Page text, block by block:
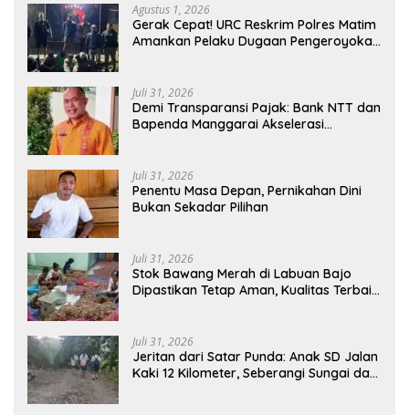
Agustus 1, 2026
Gerak Cepat! URC Reskrim Polres Matim
Amankan Pelaku Dugaan Pengeroyokan
Juli 31, 2026
​Demi Transparansi Pajak: Bank NTT dan
Bapenda Manggarai Akselerasi
Juli 31, 2026
Penentu Masa Depan, Pernikahan Dini
Bukan Sekadar Pilihan
Juli 31, 2026
Stok Bawang Merah di Labuan Bajo
Dipastikan Tetap Aman, Kualitas Terbaik
Juli 31, 2026
Jeritan dari Satar Punda: Anak SD Jalan
Kaki 12 Kilometer, Seberangi Sungai dan